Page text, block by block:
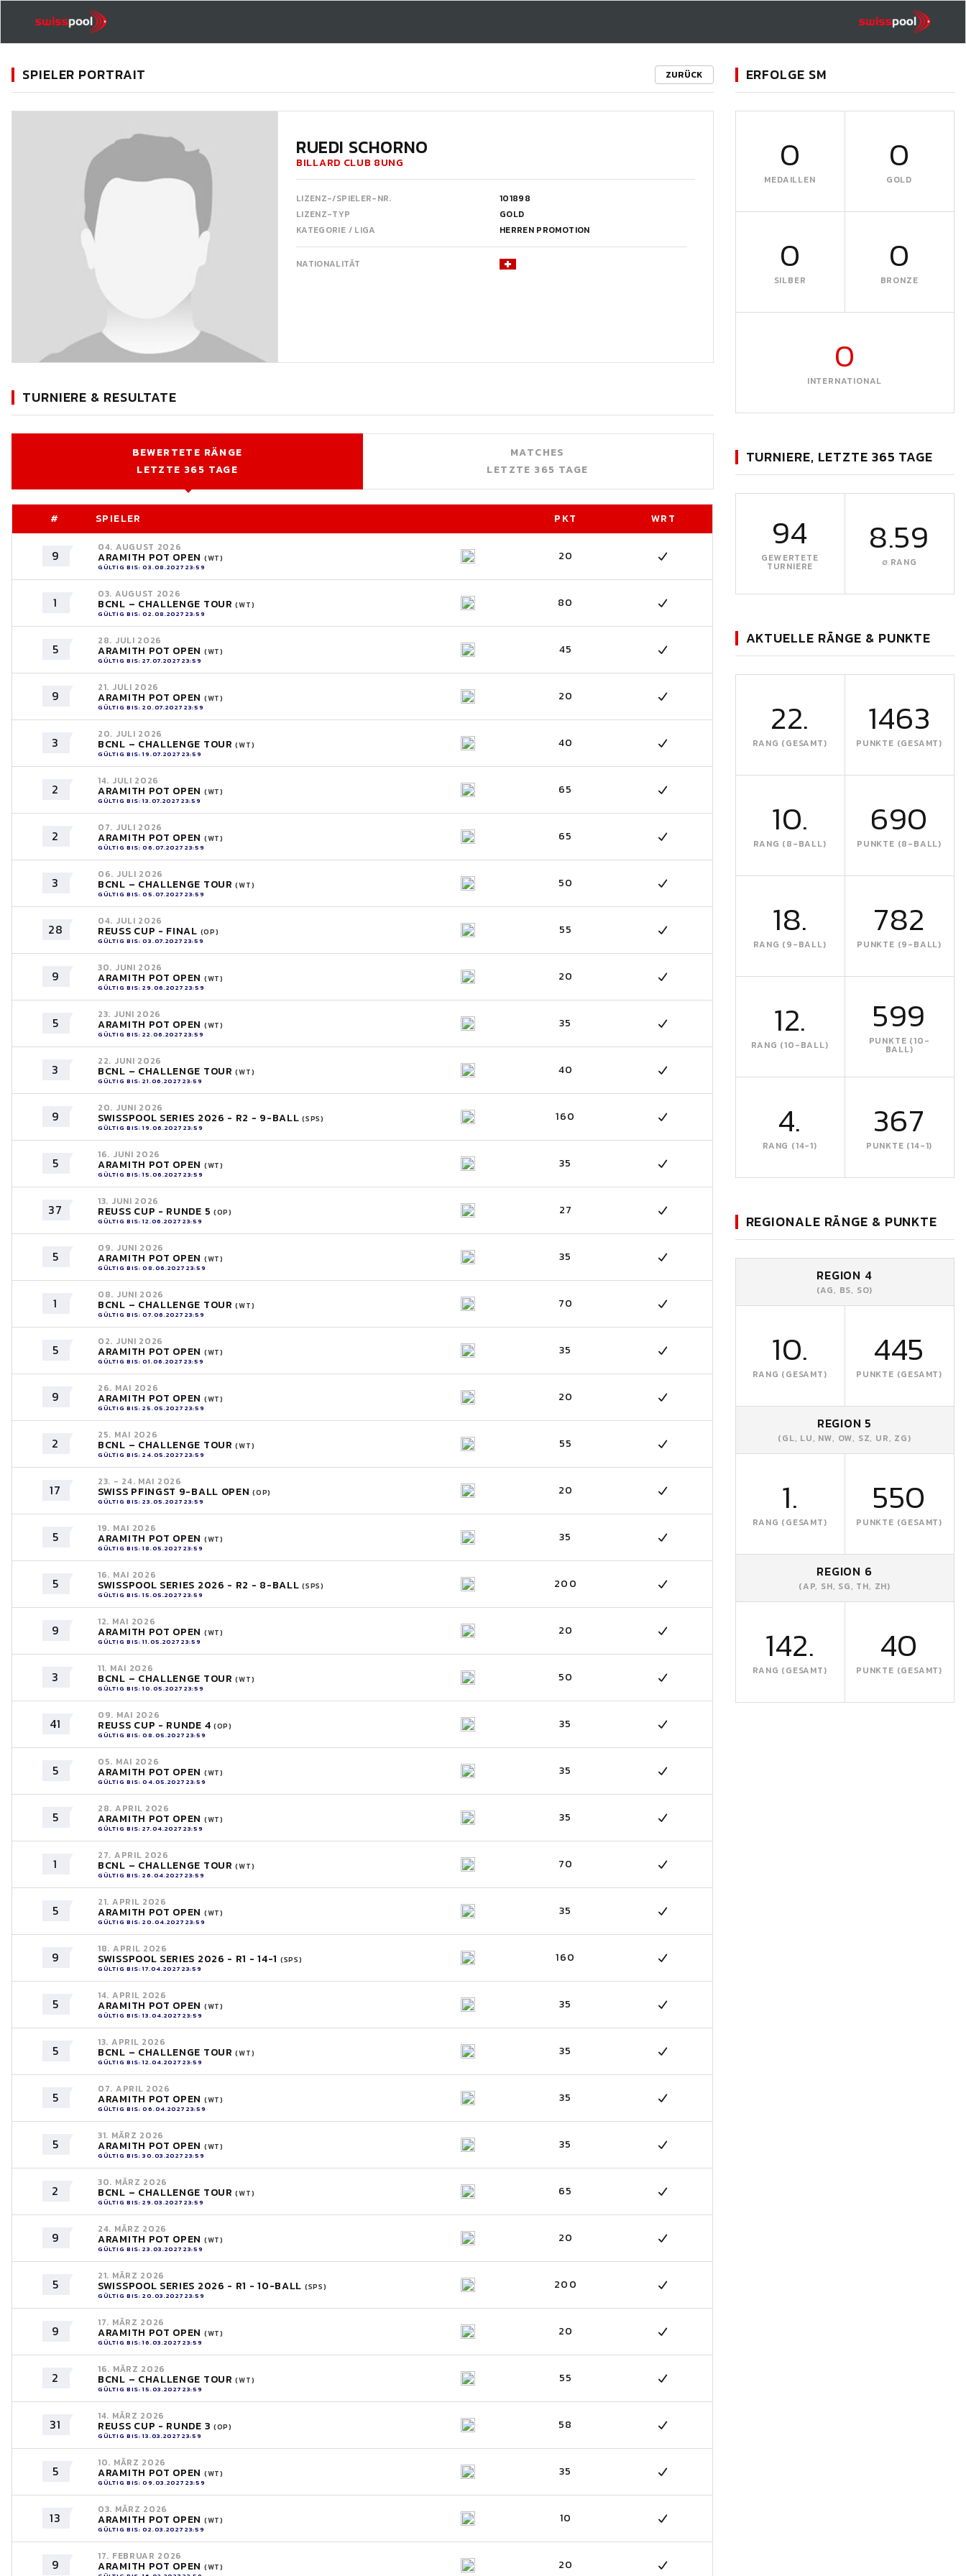
SPIELER PORTRAIT ZURÜCK
RUEDI SCHORNO
BILLARD CLUB 8UNG
LIZENZ-/SPIELER-NR.
101898
LIZENZ-TYP
GOLD
KATEGORIE / LIGA
HERREN PROMOTION
NATIONALITÄT
TURNIERE & RESULTATE
BEWERTETE RÄNGE
LETZTE 365 TAGE
MATCHES
LETZTE 365 TAGE
# SPIELER PKT WRT
9
04. AUGUST 2026
ARAMITH POT OPEN (WT)
GÜLTIG BIS: 03.08.2027 23:59
20
1
03. AUGUST 2026
BCNL – CHALLENGE TOUR(WT)
GÜLTIG BIS: 02.08.2027 23:59
80
5
28. JULI 2026
ARAMITH POT OPEN (WT)
GÜLTIG BIS: 27.07.2027 23:59
45
9
21. JULI 2026
ARAMITH POT OPEN (WT)
GÜLTIG BIS: 20.07.2027 23:59
20
3
20. JULI 2026
BCNL – CHALLENGE TOUR(WT)
GÜLTIG BIS: 19.07.2027 23:59
40
2
14. JULI 2026
ARAMITH POT OPEN (WT)
GÜLTIG BIS: 13.07.2027 23:59
65
2
07. JULI 2026
ARAMITH POT OPEN (WT)
GÜLTIG BIS: 06.07.2027 23:59
65
3
06. JULI 2026
BCNL – CHALLENGE TOUR(WT)
GÜLTIG BIS: 05.07.2027 23:59
50
28
04. JULI 2026
REUSS CUP - FINAL (OP)
GÜLTIG BIS: 03.07.2027 23:59
55
9
30. JUNI 2026
ARAMITH POT OPEN (WT)
GÜLTIG BIS: 29.06.2027 23:59
20
5
23. JUNI 2026
ARAMITH POT OPEN (WT)
GÜLTIG BIS: 22.06.2027 23:59
35
3
22. JUNI 2026
BCNL – CHALLENGE TOUR(WT)
GÜLTIG BIS: 21.06.2027 23:59
40
9
20. JUNI 2026
SWISSPOOL SERIES 2026 - R2 - 9-BALL(SPS)
GÜLTIG BIS: 19.06.2027 23:59
160
5
16. JUNI 2026
ARAMITH POT OPEN (WT)
GÜLTIG BIS: 15.06.2027 23:59
35
37
13. JUNI 2026
REUSS CUP - RUNDE 5 (OP)
GÜLTIG BIS: 12.06.2027 23:59
27
5
09. JUNI 2026
ARAMITH POT OPEN (WT)
GÜLTIG BIS: 08.06.2027 23:59
35
1
08. JUNI 2026
BCNL – CHALLENGE TOUR(WT)
GÜLTIG BIS: 07.06.2027 23:59
70
5
02. JUNI 2026
ARAMITH POT OPEN (WT)
GÜLTIG BIS: 01.06.2027 23:59
35
9
26. MAI 2026
ARAMITH POT OPEN (WT)
GÜLTIG BIS: 25.05.2027 23:59
20
2
25. MAI 2026
BCNL – CHALLENGE TOUR(WT)
GÜLTIG BIS: 24.05.2027 23:59
55
17
23. - 24. MAI 2026
SWISS PFINGST 9-BALL OPEN(OP)
GÜLTIG BIS: 23.05.2027 23:59
20
5
19. MAI 2026
ARAMITH POT OPEN (WT)
GÜLTIG BIS: 18.05.2027 23:59
35
5
16. MAI 2026
SWISSPOOL SERIES 2026 - R2 - 8-BALL(SPS)
GÜLTIG BIS: 15.05.2027 23:59
200
9
12. MAI 2026
ARAMITH POT OPEN (WT)
GÜLTIG BIS: 11.05.2027 23:59
20
3
11. MAI 2026
BCNL – CHALLENGE TOUR(WT)
GÜLTIG BIS: 10.05.2027 23:59
50
41
09. MAI 2026
REUSS CUP - RUNDE 4 (OP)
GÜLTIG BIS: 08.05.2027 23:59
35
5
05. MAI 2026
ARAMITH POT OPEN (WT)
GÜLTIG BIS: 04.05.2027 23:59
35
5
28. APRIL 2026
ARAMITH POT OPEN (WT)
GÜLTIG BIS: 27.04.2027 23:59
35
1
27. APRIL 2026
BCNL – CHALLENGE TOUR(WT)
GÜLTIG BIS: 26.04.2027 23:59
70
5
21. APRIL 2026
ARAMITH POT OPEN (WT)
GÜLTIG BIS: 20.04.2027 23:59
35
9
18. APRIL 2026
SWISSPOOL SERIES 2026 - R1 - 14-1 (SPS)
GÜLTIG BIS: 17.04.2027 23:59
160
5
14. APRIL 2026
ARAMITH POT OPEN (WT)
GÜLTIG BIS: 13.04.2027 23:59
35
5
13. APRIL 2026
BCNL – CHALLENGE TOUR(WT)
GÜLTIG BIS: 12.04.2027 23:59
35
5
07. APRIL 2026
ARAMITH POT OPEN (WT)
GÜLTIG BIS: 06.04.2027 23:59
35
5
31. MÄRZ 2026
ARAMITH POT OPEN (WT)
GÜLTIG BIS: 30.03.2027 23:59
35
2
30. MÄRZ 2026
BCNL – CHALLENGE TOUR(WT)
GÜLTIG BIS: 29.03.2027 23:59
65
9
24. MÄRZ 2026
ARAMITH POT OPEN (WT)
GÜLTIG BIS: 23.03.2027 23:59
20
5
21. MÄRZ 2026
SWISSPOOL SERIES 2026 - R1 - 10-BALL (SPS)
GÜLTIG BIS: 20.03.2027 23:59
200
9
17. MÄRZ 2026
ARAMITH POT OPEN (WT)
GÜLTIG BIS: 16.03.2027 23:59
20
2
16. MÄRZ 2026
BCNL – CHALLENGE TOUR(WT)
GÜLTIG BIS: 15.03.2027 23:59
55
31
14. MÄRZ 2026
REUSS CUP - RUNDE 3 (OP)
GÜLTIG BIS: 13.03.2027 23:59
58
5
10. MÄRZ 2026
ARAMITH POT OPEN (WT)
GÜLTIG BIS: 09.03.2027 23:59
35
13
03. MÄRZ 2026
ARAMITH POT OPEN (WT)
GÜLTIG BIS: 02.03.2027 23:59
10
9
17. FEBRUAR 2026
ARAMITH POT OPEN (WT) 20
ERFOLGE SM
0
MEDAILLEN
0
GOLD
0
SILBER
0
BRONZE
0
INTERNATIONAL
TURNIERE, LETZTE 365 TAGE
94
GEWERTETE
TURNIERE
8.59
∅ RANG
AKTUELLE RÄNGE & PUNKTE
22.
RANG (GESAMT)
1463
PUNKTE (GESAMT)
10.
RANG (8-BALL)
690
PUNKTE (8-BALL)
18.
RANG (9-BALL)
782
PUNKTE (9-BALL)
12.
RANG (10-BALL)
599
PUNKTE (10-
BALL)
4.
RANG (14-1)
367
PUNKTE (14-1)
REGIONALE RÄNGE & PUNKTE
REGION 4
(AG, BS, SO)
10.
RANG (GESAMT)
445
PUNKTE (GESAMT)
REGION 5
(GL, LU, NW, OW, SZ, UR, ZG)
1.
RANG (GESAMT)
550
PUNKTE (GESAMT)
REGION 6
(AP, SH, SG, TH, ZH)
142.
RANG (GESAMT)
40
PUNKTE (GESAMT)